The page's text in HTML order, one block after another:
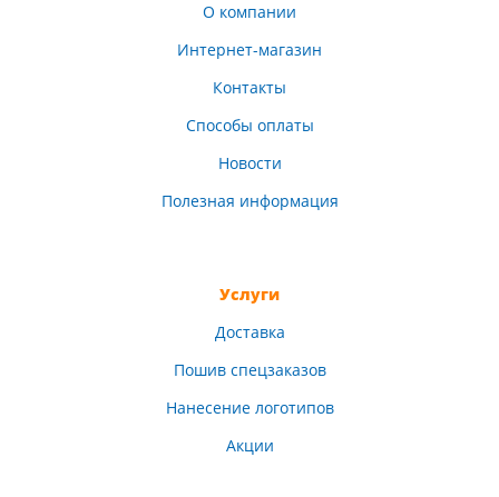
О компании
Интернет-магазин
Контакты
Способы оплаты
Новости
Полезная информация
Услуги
Доставка
Пошив спецзаказов
Нанесение логотипов
Акции